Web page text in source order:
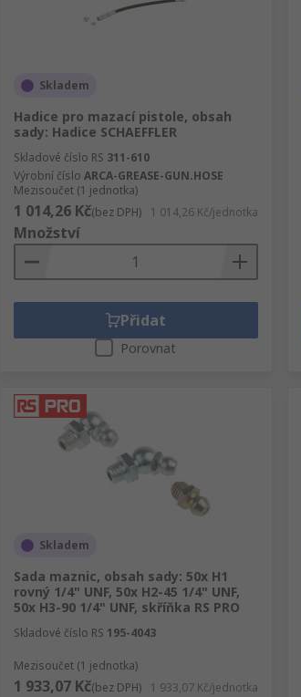
Skladem
Hadice pro mazací pistole, obsah
sady: Hadice SCHAEFFLER
Skladové číslo RS 311-610
Výrobní číslo ARCA-GREASE-GUN.HOSE
Mezisoučet (1 jednotka)
1 014,26 Kč(bez DPH) 1 014,26 Kč/jednotka
Množství
Přidat
Porovnat
Skladem
Sada maznic, obsah sady: 50x H1
rovný 1/4" UNF, 50x H2-45 1/4" UNF,
50x H3-90 1/4" UNF, skříňka RS PRO
Skladové číslo RS 195-4043
Mezisoučet (1 jednotka)
1 933,07 Kč(bez DPH) 1 933,07 Kč/jednotka